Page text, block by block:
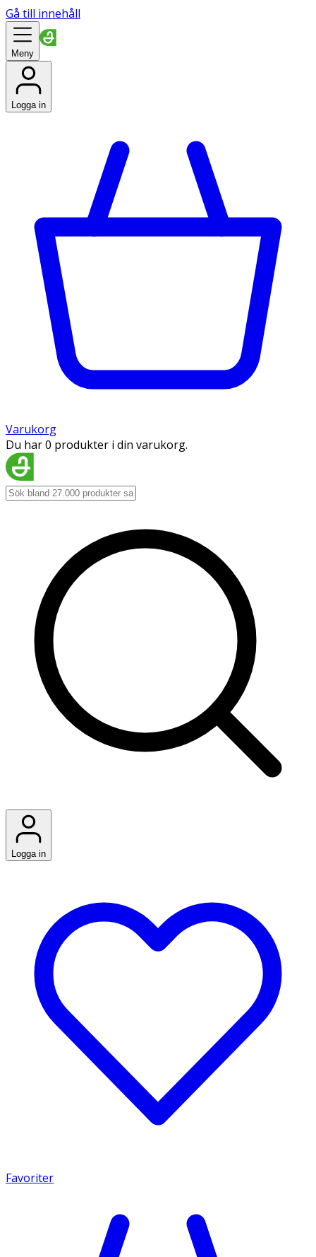
Gå till innehåll
Meny
Logga in
Varukorg
Du har 0 produkter i din varukorg.
Logga in
Favoriter